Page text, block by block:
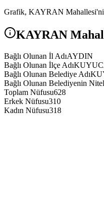
Grafik, KAYRAN
KAYRAN
Bağlı Olunan İl AdıAYDIN
Bağlı Olunan İlçe Adı
Bağlı Olunan Belediye Adı
Bağlı Olunan Belediyenin
Toplam Nüfusu628
Erkek Nüfusu310
Kadın Nüfusu318